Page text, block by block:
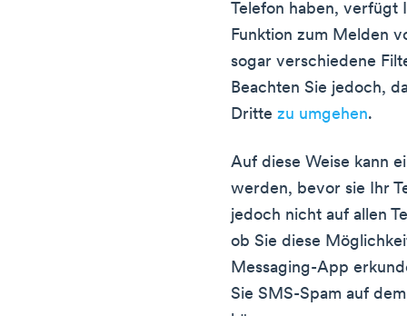
Telefon haben, verfügt
Funktion zum Melden
sogar verschiedene
Beachten Sie jedoch,
Drittezu umgehen.
Auf diese Weise kann
werden, bevor sie Ihr
jedoch nicht auf allen
ob Sie diese
Messaging-App
Sie SMS-Spam auf